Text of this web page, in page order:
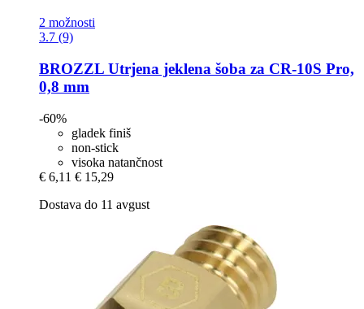
2 možnosti
3.7 (9)
BROZZL Utrjena jeklena šoba za CR-​10S Pro,
0,8 mm
-60%
gladek finiš
non-stick
visoka natančnost
€ 6,11 € 15,29
Dostava do 11 avgust